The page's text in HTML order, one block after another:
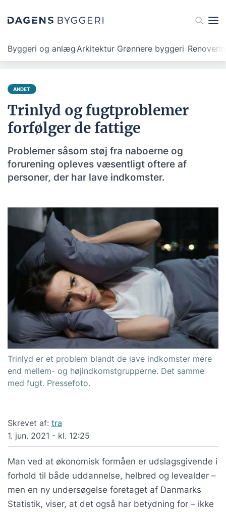
Byggeri og anlægArkitektur Grønnere byggeri
ANDET
Trinlyd og fugtproblemer
forfølger de fattige
Problemer såsom støj fra naboerne og
forurening opleves væsentligt oftere af
personer, der har lave indkomster.
Trinlyd er et problem blandt de lave indkomster mere
end mellem- og højindkomstgrupperne. Det samme
med fugt. Pressefoto.
Skrevet af: tra
1. jun. 2021 - kl. 12:25
Man ved at økonomisk formåen er udslagsgivende i
forhold til både uddannelse, helbred og levealder –
men en ny undersøgelse foretaget af Danmarks
Statistik, viser, at det også har betydning for – ikke